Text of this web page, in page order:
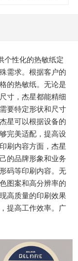
个性化的热敏纸定
需求。根据客户的
的热敏纸。无论是
寸，杰星都能精细
要特定形状和尺寸
星可以根据设备的
完美适配，提高设
刷内容方面，杰星
的品牌形象和业务
码等印刷内容。无
图案和高分辨率的
高质量的印刷效果
提高工作效率。广